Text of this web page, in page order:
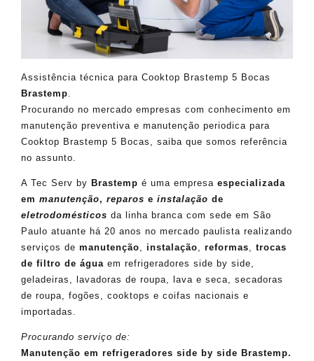
Assistência técnica para Cooktop Brastemp 5 Bocas
Brastemp
Procurando no mercado empresas com conhecimento em
manutenção preventiva e manutenção periodica para
Cooktop Brastemp 5 Bocas, saiba que somos referência
no assunto.
A Tec Serv by Brastemp é uma empresa especializada
em manutenção, reparos e instalação de
eletrodomésticos da linha branca com sede em São
Paulo atuante há 20 anos no mercado paulista realizando
serviços de manutenção instalação reformas
trocas
de filtro de água em refrigeradores side by side,
geladeiras, lavadoras de roupa, lava e seca, secadoras
de roupa, fogões, cooktops e coifas nacionais e
importadas.
Procurando serviço de:
Manutenção em refrigeradores side by side Brastemp.